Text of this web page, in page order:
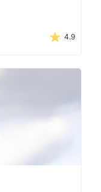
4.9